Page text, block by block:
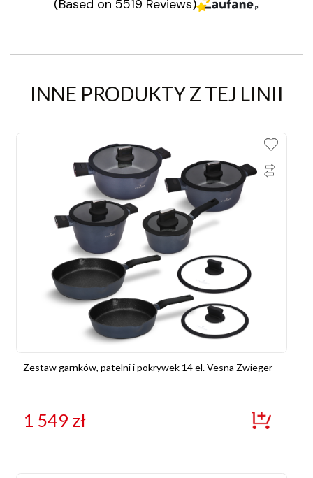
(Based on 5519 Reviews)
INNE PRODUKTY Z TEJ LINII
Zestaw garnków, patelni i pokrywek 14 el. Vesna Zwieger
1 549 zł